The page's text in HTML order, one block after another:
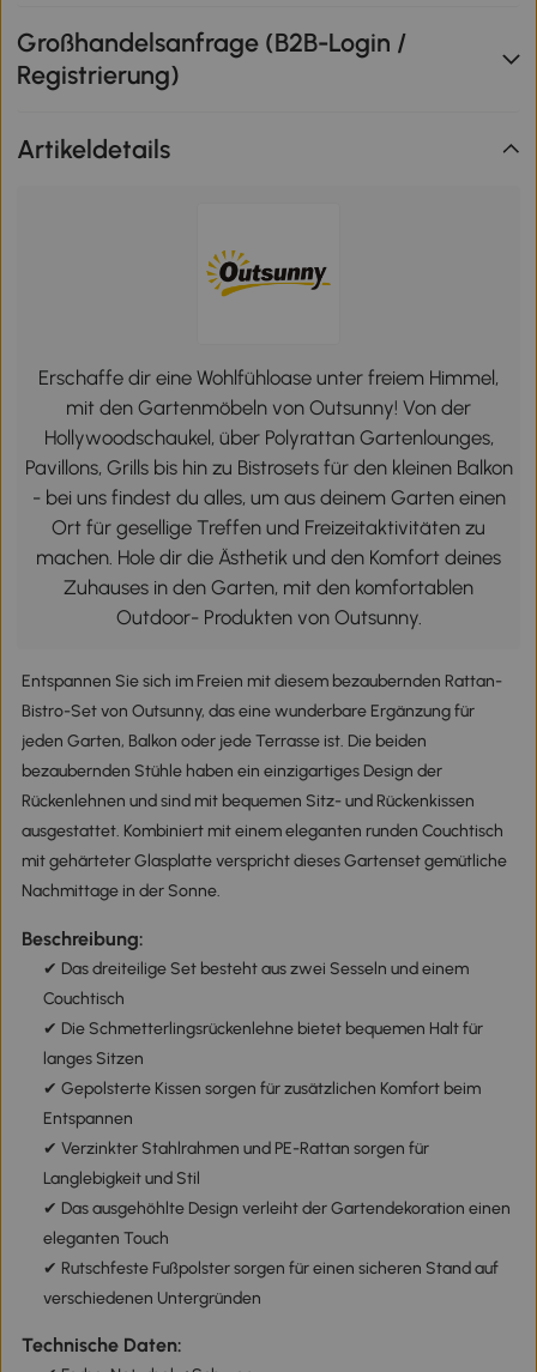
Großhandelsanfrage (B2B-Login /
Registrierung)
Artikeldetails
Erschaffe dir eine Wohlfühloase unter freiem Himmel,
mit den Gartenmöbeln von Outsunny! Von der
Hollywoodschaukel, über Polyrattan Gartenlounges,
Pavillons, Grills bis hin zu Bistrosets für den kleinen Balkon
- bei uns findest du alles, um aus deinem Garten einen
Ort für gesellige Treffen und Freizeitaktivitäten zu
machen. Hole dir die Ästhetik und den Komfort deines
Zuhauses in den Garten, mit den komfortablen
Outdoor- Produkten von Outsunny.
Entspannen Sie sich im Freien mit diesem bezaubernden Rattan-
Bistro-Set von Outsunny, das eine wunderbare Ergänzung für
jeden Garten, Balkon oder jede Terrasse ist. Die beiden
bezaubernden Stühle haben ein einzigartiges Design der
Rückenlehnen und sind mit bequemen Sitz- und Rückenkissen
ausgestattet. Kombiniert mit einem eleganten runden Couchtisch
mit gehärteter Glasplatte verspricht dieses Gartenset gemütliche
Nachmittage in der Sonne.
Beschreibung:
✔ Das dreiteilige Set besteht aus zwei Sesseln und einem
Couchtisch
✔ Die Schmetterlingsrückenlehne bietet bequemen Halt für
langes Sitzen
✔ Gepolsterte Kissen sorgen für zusätzlichen Komfort beim
Entspannen
✔ Verzinkter Stahlrahmen und PE-Rattan sorgen für
Langlebigkeit und Stil
✔ Das ausgehöhlte Design verleiht der Gartendekoration einen
eleganten Touch
✔ Rutschfeste Fußpolster sorgen für einen sicheren Stand auf
verschiedenen Untergründen
Technische Daten: